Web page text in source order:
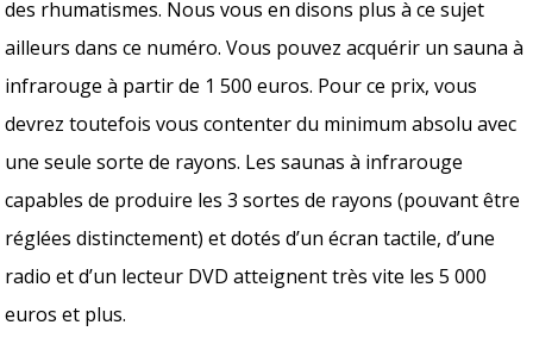
des rhumatismes. Nous vous en disons plus à ce sujet
ailleurs dans ce numéro. Vous pouvez acquérir un sauna à
infrarouge à partir de 1 500 euros. Pour ce prix, vous
devrez toutefois vous contenter du minimum absolu avec
une seule sorte de rayons. Les saunas à infrarouge
capables de produire les 3 sortes de rayons (pouvant être
réglées distinctement) et dotés d’un écran tactile, d’une
radio et d’un lecteur DVD atteignent très vite les 5 000
euros et plus.